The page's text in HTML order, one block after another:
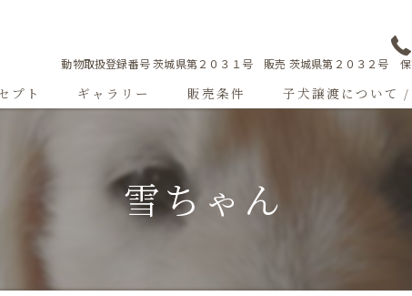
動物取扱登録番号 茨城県第２０３１号 販売 茨城県第２０３２号
プト ギャラリー
成犬紹介
ショードッグ紹介
販売条件 子犬譲渡について
雪ちゃん